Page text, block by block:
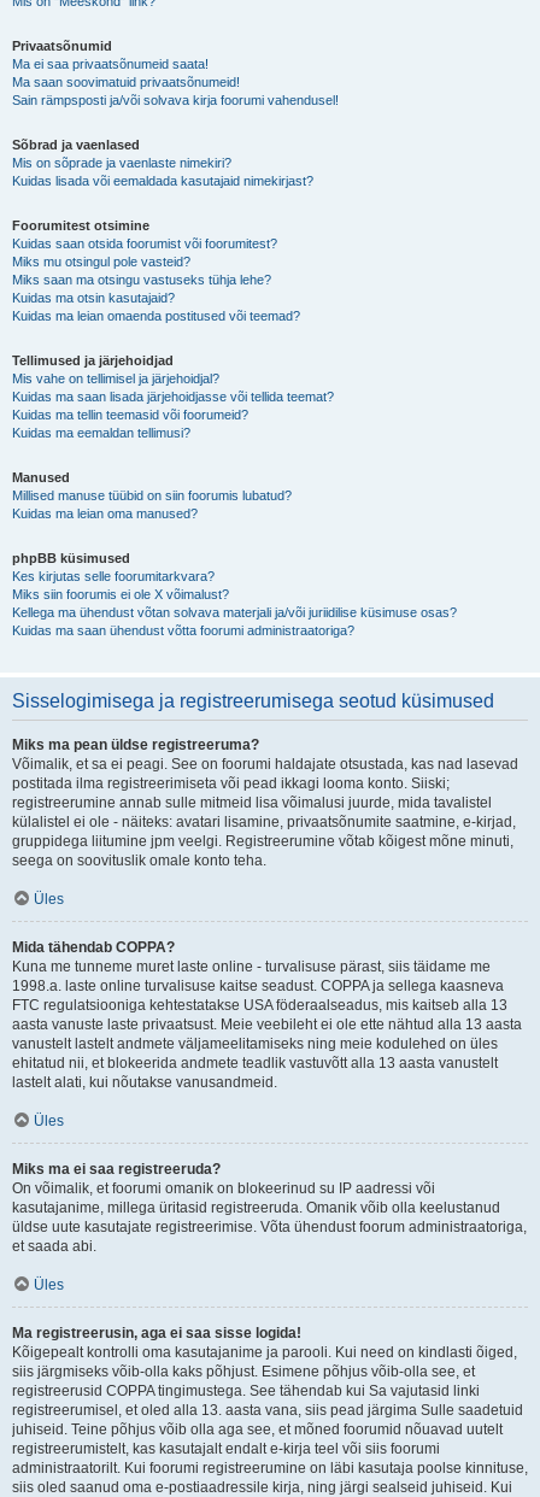
Privaatsõnumid
Ma ei saa privaatsõnumeid saata!
Ma saan soovimatuid privaatsõnumeid!
Sain rämpsposti ja/või solvava kirja foorumi vahendusel!
Sõbrad ja vaenlased
Mis on sõprade ja vaenlaste nimekiri?
Kuidas lisada või eemaldada kasutajaid nimekirjast?
Foorumitest otsimine
Kuidas saan otsida foorumist või foorumitest?
Miks mu otsingul pole vasteid?
Miks saan ma otsingu vastuseks tühja lehe?
Kuidas ma otsin kasutajaid?
Kuidas ma leian omaenda postitused või teemad?
Tellimused ja järjehoidjad
Mis vahe on tellimisel ja järjehoidjal?
Kuidas ma saan lisada järjehoidjasse või tellida teemat?
Kuidas ma tellin teemasid või foorumeid?
Kuidas ma eemaldan tellimusi?
Manused
Millised manuse tüübid on siin foorumis lubatud?
Kuidas ma leian oma manused?
phpBB küsimused
Kes kirjutas selle foorumitarkvara?
Miks siin foorumis ei ole X võimalust?
Kellega ma ühendust võtan solvava materjali ja/või juriidilise küsimuse osas?
Kuidas ma saan ühendust võtta foorumi administraatoriga?
Sisselogimisega ja registreerumisega seotud küsimused
Miks ma pean üldse registreeruma?
Võimalik, et sa ei peagi. See on foorumi haldajate otsustada, kas nad lasevad
postitada ilma registreerimiseta või pead ikkagi looma konto. Siiski;
registreerumine annab sulle mitmeid lisa võimalusi juurde, mida tavalistel
külalistel ei ole - näiteks: avatari lisamine, privaatsõnumite saatmine, e-kirjad,
gruppidega liitumine jpm veelgi. Registreerumine võtab kõigest mõne minuti,
seega on soovituslik omale konto teha.
Üles
Mida tähendab COPPA?
Kuna me tunneme muret laste online - turvalisuse pärast, siis täidame me
1998.a. laste online turvalisuse kaitse seadust. COPPA ja sellega kaasneva
FTC regulatsiooniga kehtestatakse USA föderaalseadus, mis kaitseb alla 13
aasta vanuste laste privaatsust. Meie veebileht ei ole ette nähtud alla 13 aasta
vanustelt lastelt andmete väljameelitamiseks ning meie kodulehed on üles
ehitatud nii, et blokeerida andmete teadlik vastuvõtt alla 13 aasta vanustelt
lastelt alati, kui nõutakse vanusandmeid.
Üles
Miks ma ei saa registreeruda?
On võimalik, et foorumi omanik on blokeerinud su IP aadressi või
kasutajanime, millega üritasid registreeruda. Omanik võib olla keelustanud
üldse uute kasutajate registreerimise. Võta ühendust foorum administraatoriga,
et saada abi.
Üles
Ma registreerusin, aga ei saa sisse logida!
Kõigepealt kontrolli oma kasutajanime ja parooli. Kui need on kindlasti õiged,
siis järgmiseks võib-olla kaks põhjust. Esimene põhjus võib-olla see, et
registreerusid COPPA tingimustega. See tähendab kui Sa vajutasid linki
registreerumisel, et oled alla 13. aasta vana, siis pead järgima Sulle saadetuid
juhiseid. Teine põhjus võib olla aga see, et mõned foorumid nõuavad uutelt
registreerumistelt, kas kasutajalt endalt e-kirja teel või siis foorumi
administraatorilt. Kui foorumi registreerumine on läbi kasutaja poolse kinnituse,
siis oled saanud oma e-postiaadressile kirja, ning järgi sealseid juhiseid. Kui